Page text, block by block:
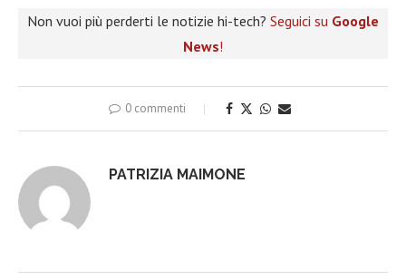
Non vuoi più perderti le notizie hi-tech? Seguici su Google
News!
0 commenti
PATRIZIA MAIMONE